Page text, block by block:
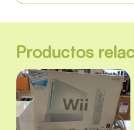
Productos